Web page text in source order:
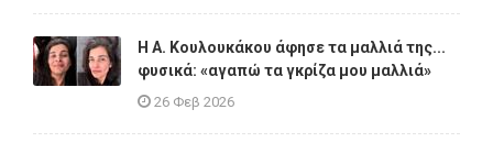
Η A. Κουλουκάκου άφησε τα μαλλιά της...
φυσικά: «αγαπώ τα γκρίζα μου μαλλιά»
26 Φεβ 2026